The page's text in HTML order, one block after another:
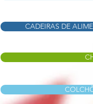
CADEIRAS DE